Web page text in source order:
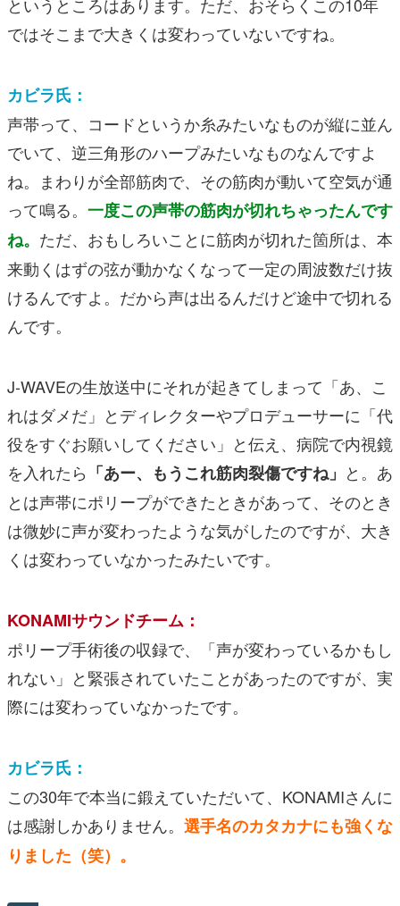
ではそこまで大きくは変わっていないですね。
カビラ氏：
声帯って、コードというか糸みたいなものが縦に並ん
でいて、逆三角形のハープみたいなものなんですよ
ね。まわりが全部筋肉で、その筋肉が動いて空気が通
って鳴る。 一度この声帯の筋肉が切れちゃったんです
ね。 ただ、おもしろいことに筋肉が切れた箇所は、本
来動くはずの弦が動かなくなって一定の周波数だけ抜
けるんですよ。だから声は出るんだけど途中で切れる
んです。
J-WAVEの生放送中にそれが起きてしまって「あ、こ
れはダメだ」とディレクターやプロデューサーに「代
役をすぐお願いしてください」と伝え、病院で内視鏡
を入れたら 「あー、もうこれ筋肉裂傷ですね」 と。あ
とは声帯にポリープができたときがあって、そのとき
は微妙に声が変わったような気がしたのですが、大き
くは変わっていなかったみたいです。
KONAMIサウンドチーム：
ポリープ手術後の収録で、「声が変わっているかもし
れない」と緊張されていたことがあったのですが、実
際には変わっていなかったです。
カビラ氏：
この30年で本当に鍛えていただいて、KONAMIさんに
は感謝しかありません。 選手名のカタカナにも強くな
りました（笑）。